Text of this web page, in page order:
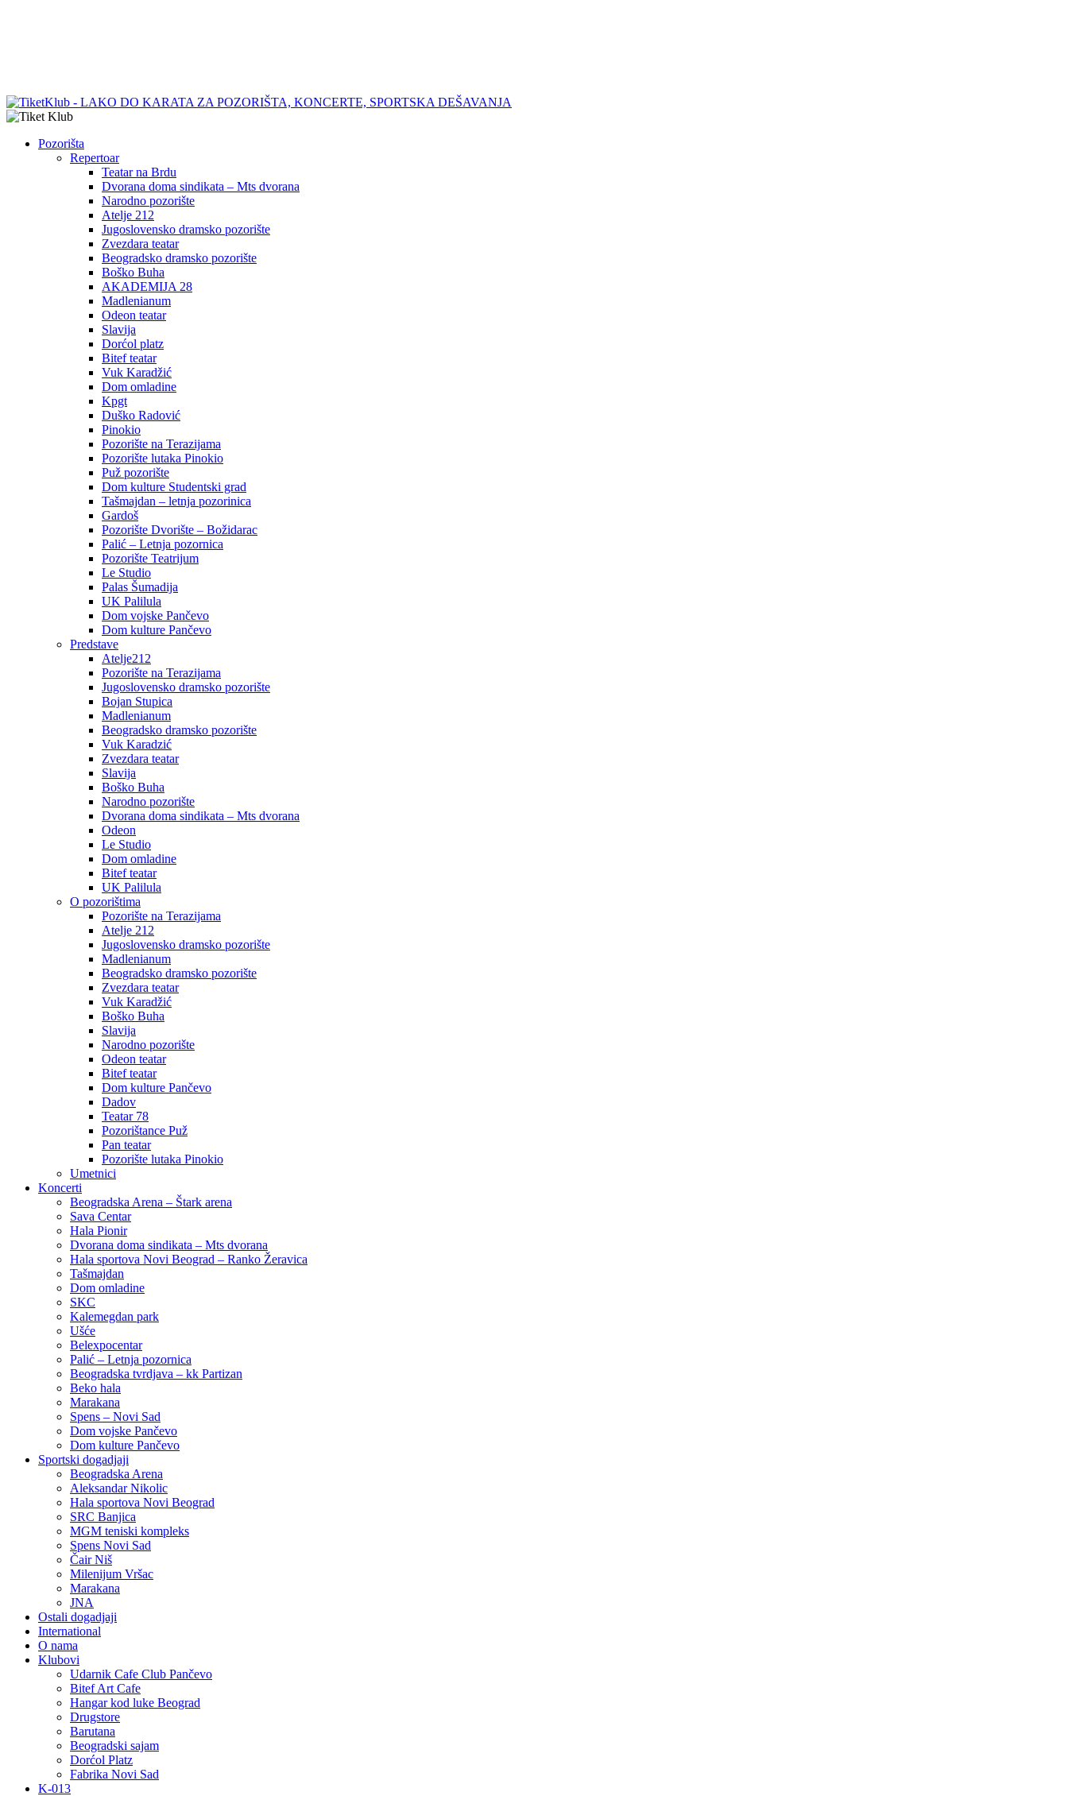
Pozorišta
Repertoar
Teatar na Brdu
Dvorana doma sindikata – Mts dvorana
Narodno pozorište
Atelje 212
Jugoslovensko dramsko pozorište
Zvezdara teatar
Beogradsko dramsko pozorište
Boško Buha
AKADEMIJA 28
Madlenianum
Odeon teatar
Slavija
Dorćol platz
Bitef teatar
Vuk Karadžić
Dom omladine
Kpgt
Duško Radović
Pinokio
Pozorište na Terazijama
Pozorište lutaka Pinokio
Puž pozorište
Dom kulture Studentski grad
Tašmajdan – letnja pozorinica
Gardoš
Pozorište Dvorište – Božidarac
Palić – Letnja pozornica
Pozorište Teatrijum
Le Studio
Palas Šumadija
UK Palilula
Dom vojske Pančevo
Dom kulture Pančevo
Predstave
Atelje212
Pozorište na Terazijama
Jugoslovensko dramsko pozorište
Bojan Stupica
Madlenianum
Beogradsko dramsko pozorište
Vuk Karadzić
Zvezdara teatar
Slavija
Boško Buha
Narodno pozorište
Dvorana doma sindikata – Mts dvorana
Odeon
Le Studio
Dom omladine
Bitef teatar
UK Palilula
O pozorištima
Pozorište na Terazijama
Atelje 212
Jugoslovensko dramsko pozorište
Madlenianum
Beogradsko dramsko pozorište
Zvezdara teatar
Vuk Karadžić
Boško Buha
Slavija
Narodno pozorište
Odeon teatar
Bitef teatar
Dom kulture Pančevo
Dadov
Teatar 78
Pozorištance Puž
Pan teatar
Pozorište lutaka Pinokio
Umetnici
Koncerti
Beogradska Arena – Štark arena
Sava Centar
Hala Pionir
Dvorana doma sindikata – Mts dvorana
Hala sportova Novi Beograd – Ranko Žeravica
Tašmajdan
Dom omladine
SKC
Kalemegdan park
Ušće
Belexpocentar
Palić – Letnja pozornica
Beogradska tvrdjava – kk Partizan
Beko hala
Marakana
Spens – Novi Sad
Dom vojske Pančevo
Dom kulture Pančevo
Sportski dogadjaji
Beogradska Arena
Aleksandar Nikolic
Hala sportova Novi Beograd
SRC Banjica
MGM teniski kompleks
Spens Novi Sad
Čair Niš
Milenijum Vršac
Marakana
JNA
Ostali dogadjaji
International
O nama
Klubovi
Udarnik Cafe Club Pančevo
Bitef Art Cafe
Hangar kod luke Beograd
Drugstore
Barutana
Beogradski sajam
Dorćol Platz
Fabrika Novi Sad
K-013